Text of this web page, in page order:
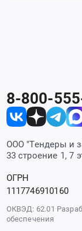
8-800-
ООО "Тендеры и
33 строение 1, 7
ОГРН
1117746910160
ОКВЭД: 62.01
обеспечения